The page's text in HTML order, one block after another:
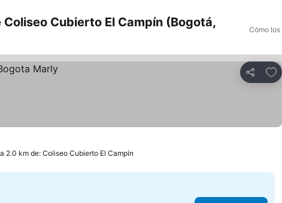
Cubierto El Campín (Bogotá,
Cómo
Compartir
a 2.0 km de: Coliseo Cubierto El Campín